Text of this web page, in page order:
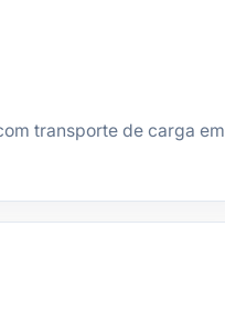
transporte de carga em